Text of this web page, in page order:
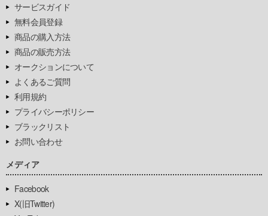
サービスガイド
無料会員登録
商品の購入方法
商品の販売方法
オークションについて
よくあるご質問
利用規約
プライバシーポリシー
ブラックリスト
お問い合わせ
メディア
Facebook
X(旧Twitter)